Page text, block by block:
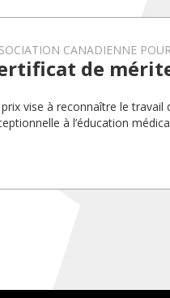
CANADIENNE
de
prix vise à reconnaître le
à l’éducation